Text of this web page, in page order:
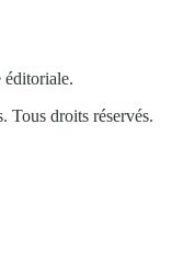
éditoriale.
droits réservés.